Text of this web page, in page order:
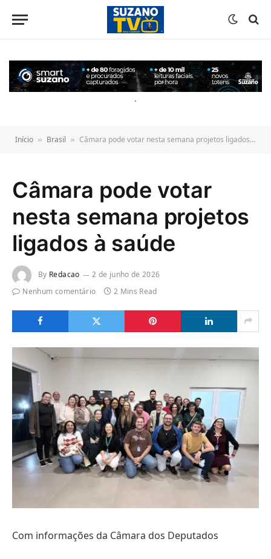
conteúdo
.
Início » Brasil » Câmara pode votar nesta semana projetos ligados à saúde
Câmara pode votar
nesta semana projetos
ligados à saúde
By Redacao
2 de junho de 2026
Nenhum comentário
2 Mins Read
Com informações da Câmara dos Deputados